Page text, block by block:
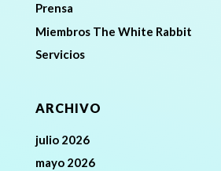
Prensa
Miembros The White Rabbit
Servicios
ARCHIVO
julio 2026
mayo 2026